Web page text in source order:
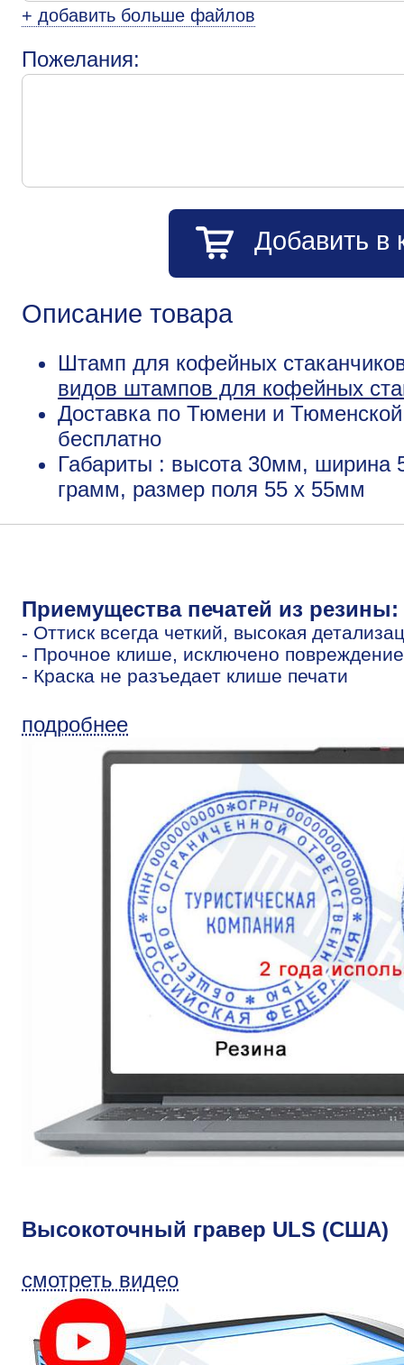
+ добавить больше файлов
Пожелания:
Добавить в
Описание товара
Штамп для кофейных
видов штампов для кофейных
Доставка по Тюмени и
бесплатно
Габариты : высота 30мм, ширина
грамм, размер поля 55 x 55мм
Приемущества печатей из резины:
- Оттиск всегда четкий, высокая
- Прочное клише, исключено
- Краска не разъедает клише печати
подробнее
Высокоточный гравер ULS (США)
смотреть видео